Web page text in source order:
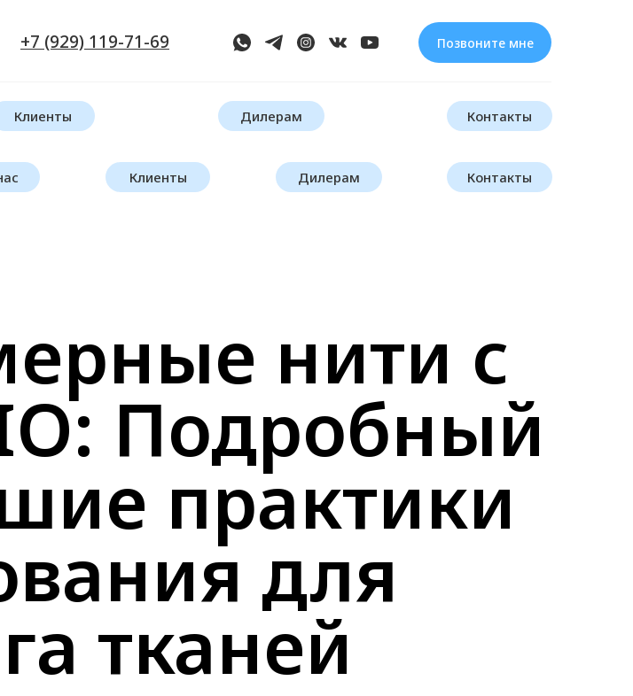
+7 (929) 119-71-69 Позвоните мне
Клиенты Дилерам Контакты
Клиенты Дилерам Контакты
нити с
Подробный
практики
для
тканей